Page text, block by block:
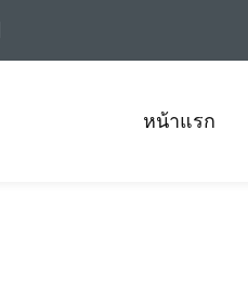
หน้าแรก